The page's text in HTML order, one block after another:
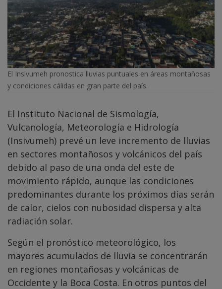
El Insivumeh pronostica lluvias puntuales en áreas montañosas
y condiciones cálidas en gran parte del país.
El Instituto Nacional de Sismología,
Vulcanología, Meteorología e Hidrología
(Insivumeh) prevé un leve incremento de lluvias
en sectores montañosos y volcánicos del país
debido al paso de una onda del este de
movimiento rápido, aunque las condiciones
predominantes durante los próximos días serán
de calor, cielos con nubosidad dispersa y alta
radiación solar.
Según el pronóstico meteorológico, los
mayores acumulados de lluvia se concentrarán
en regiones montañosas y volcánicas de
Occidente y la Boca Costa. En otros puntos del